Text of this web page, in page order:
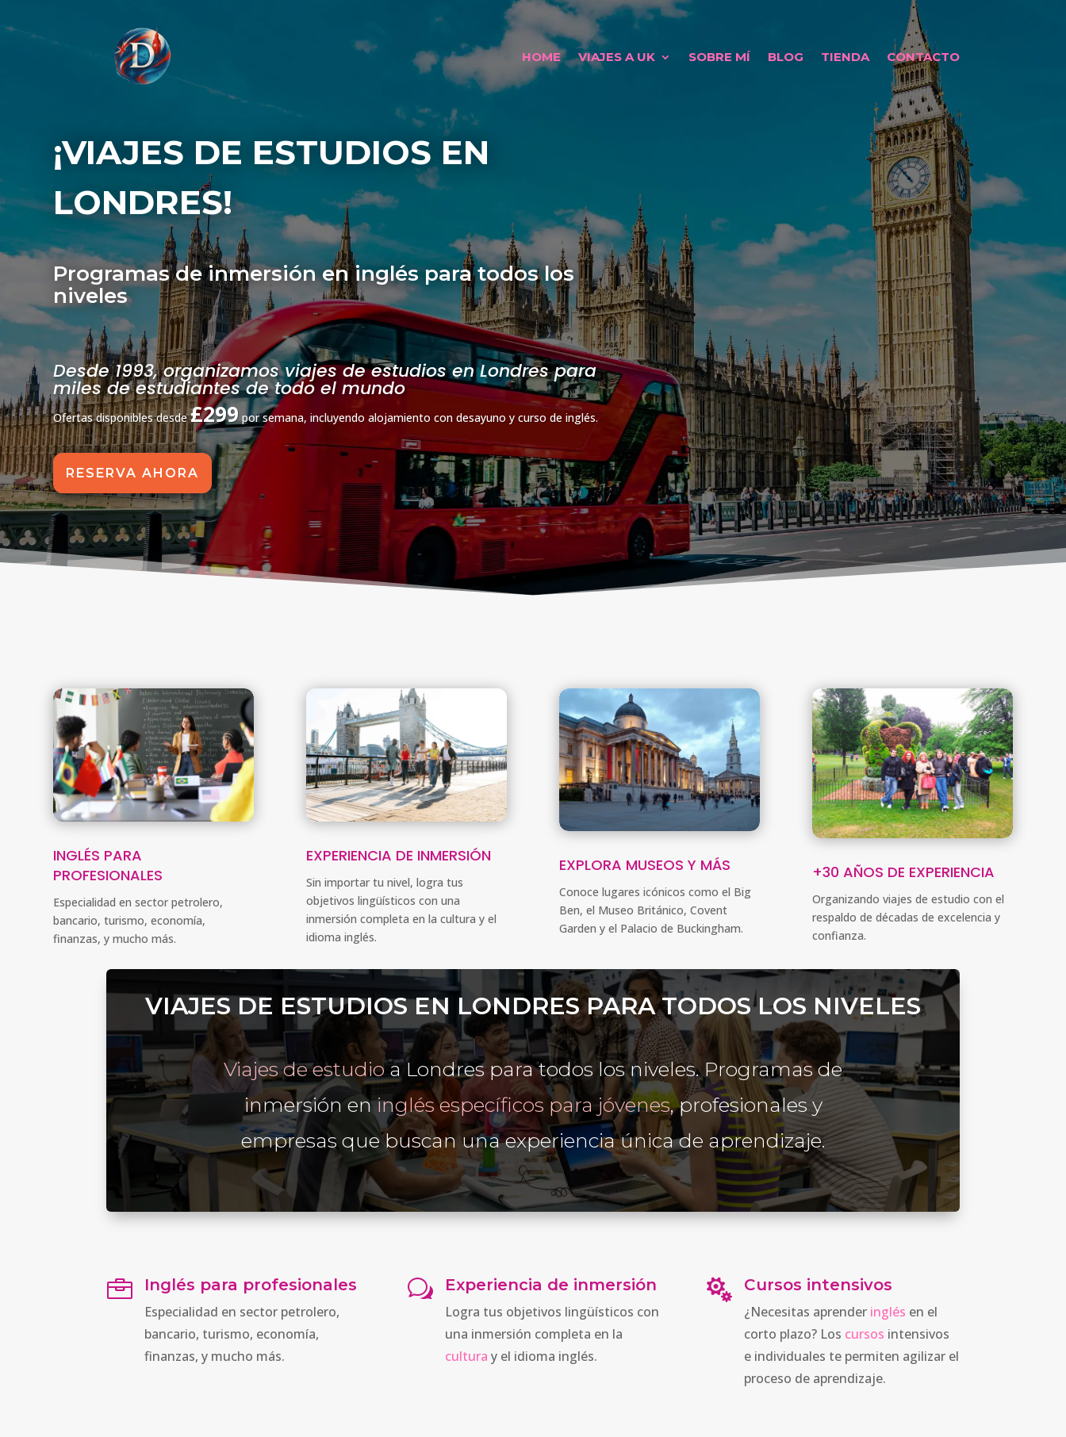
HOME VIAJES A UK SOBRE MÍ BLOG TIENDA CONTACTO
¡VIAJES DE ESTUDIOS EN
LONDRES!
Programas de inmersión en inglés para todos los
niveles
Desde 1993, organizamos viajes de estudios en Londres para
miles de estudiantes de todo el mundo
Ofertas disponibles desde£299por semana, incluyendo alojamiento con desayuno y curso de inglés.
RESERVA AHORA
INGLÉS PARA
PROFESIONALES
Especialidad en sector petrolero,
bancario, turismo, economía,
finanzas, y mucho más.
EXPERIENCIA DE INMERSIÓN
Sin importar tu nivel, logra tus
objetivos lingüísticos con una
inmersión completa en la cultura y el
idioma inglés.
EXPLORA MUSEOS Y MÁS
Conoce lugares icónicos como el Big
Ben, el Museo Británico, Covent
Garden y el Palacio de Buckingham.
+30 AÑOS DE EXPERIENCIA
Organizando viajes de estudio con el
respaldo de décadas de excelencia y
confianza.
VIAJES DE ESTUDIOS EN LONDRES PARA TODOS LOS NIVELES
Viajes de estudioa Londres para todos los niveles. Programas de
inmersión eninglés específicos para jóvenes, profesionales y
empresas que buscan una experiencia única de aprendizaje.
 Inglés para profesionales
Especialidad en sector petrolero,
bancario, turismo, economía,
finanzas, y mucho más.
w Experiencia de inmersión
Logra tus objetivos lingüísticos con
una inmersión completa en la
cultura y el idioma inglés.
 Cursos intensivos
¿Necesitas aprender inglés en el
corto plazo? Los cursos intensivos
e individuales te permiten agilizar el
proceso de aprendizaje.